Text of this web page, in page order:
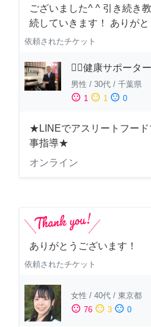
ございました^ ^ 引き続き
続していきます！ ありが
依頼されたチケット
🏋️‍♂️健康サポータ
男性 / 30代 / 千葉県
sentiment_satisfied 1 sentiment_neutral 1 sentiment_dissatisfied 0
★LINEでアスリートフード
事指導★
オンライン
ありがとうございます！
依頼されたチケット
女性 / 40代 / 東京都
sentiment_satisfied 76 sentiment_neutral 3 sentiment_dissatisfied 0